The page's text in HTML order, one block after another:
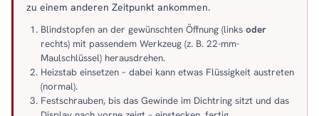
zu einem anderen Zeitpunkt ankommen.
Blindstopfen an der gewünschten Öffnung (links oder
rechts) mit passendem Werkzeug (z. B. 22-mm-
Maulschlüssel) herausdrehen.
Heizstab einsetzen – dabei kann etwas Flüssigkeit austreten
(normal).
Festschrauben, bis das Gewinde im Dichtring sitzt und das